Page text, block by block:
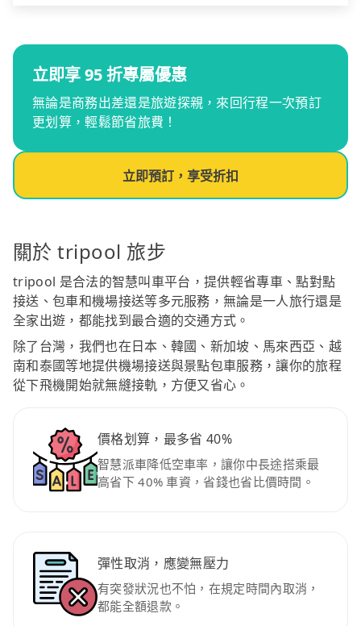
立即享 95 折專屬優惠
無論是商務出差還是旅遊探親，來回行程一次預訂
更划算，輕鬆節省旅費！
立即預訂，享受折扣
關於 tripool 旅步
tripool 是合法的智慧叫車平台，提供輕省專車、點對點
接送、包車和機場接送等多元服務，無論是一人旅行還是
全家出遊，都能找到最合適的交通方式。
除了台灣，我們也在日本、韓國、新加坡、馬來西亞、越
南和泰國等地提供機場接送與景點包車服務，讓你的旅程
從下飛機開始就無縫接軌，方便又省心。
價格划算，最多省 40%
智慧派車降低空車率，讓你中長途搭乘最
高省下 40% 車資，省錢也省比價時間。
彈性取消，應變無壓力
有突發狀況也不怕，在規定時間內取消，
都能全額退款。